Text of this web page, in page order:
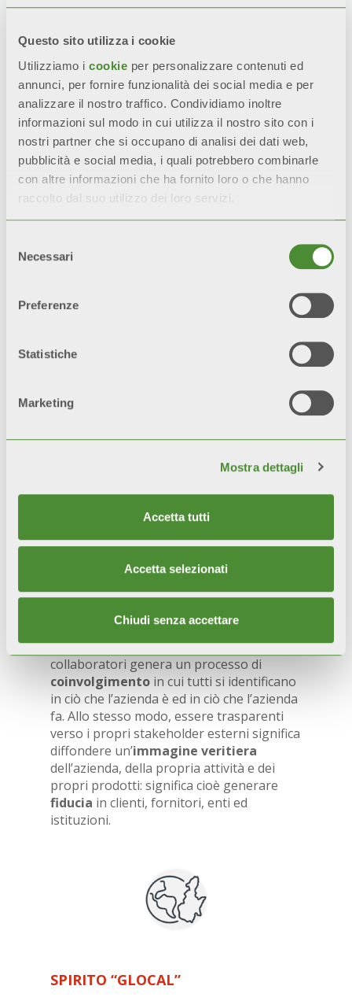
Questo sito utilizza i cookie
Utilizziamo i cookie per personalizzare contenuti ed
annunci, per fornire funzionalità dei social media e per
analizzare il nostro traffico. Condividiamo inoltre
informazioni sul modo in cui utilizza il nostro sito con i
nostri partner che si occupano di analisi dei dati web,
pubblicità e social media, i quali potrebbero combinarle
con altre informazioni che ha fornito loro o che hanno
raccolto dal suo utilizzo dei loro servizi.
delNecessari
Preferenze
Statistiche
Marketing
Mostra dettagli
Accetta tutti
Accetta selezionati
Chiudi senza accettare
DEDIZIONE E METICOLOSITÀ
La dedizione al lavoro è la filosofia che
orienta il nostro modo di lavorare. Fonda
le sue radici nella nostra cultura
territoriale, sinonimo di passione
impegno costantima non solo.
attraverso i progetti, riflettendosi in ogni
area dell'attività aziendale. Come risultato,
sviluppare soluzioni innovative e proporre
aggiunto, ma un presupposto per
TRASPARENZA
Essere trasparenti ed efficaci nella
comunicazionegenera fiducia e
, all’interno e all’esterno
dell’azienda. Riuscire a comunicare in
mododiretto e trasparentecon i propri
collaboratori genera un processo di
coinvolgimento in cui tutti si identificano
in ciò che l’azienda è ed in ciò che l’azienda
fa. Allo stesso modo, essere trasparenti
verso i propri stakeholder esterni significa
diffondere un’immagine veritiera
dell’azienda, della propria attività e dei
propri prodotti: significa cioè generare
fiducia in clienti, fornitori, enti ed
istituzioni.
SPIRITO “GLOCAL”